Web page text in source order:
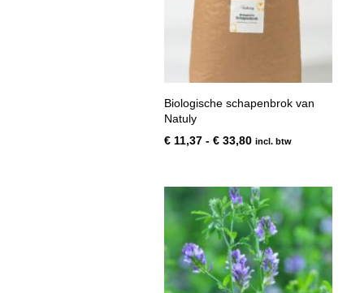
Biologische schapenbrok van
Natuly
€ 11,37 - € 33,80Prijsklasse:
€ 33,80
incl. btw